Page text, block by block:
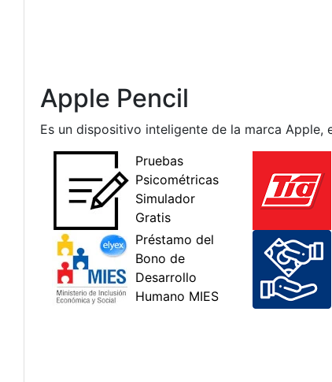
Apple Pencil
Es un dispositivo inteligente de la marca